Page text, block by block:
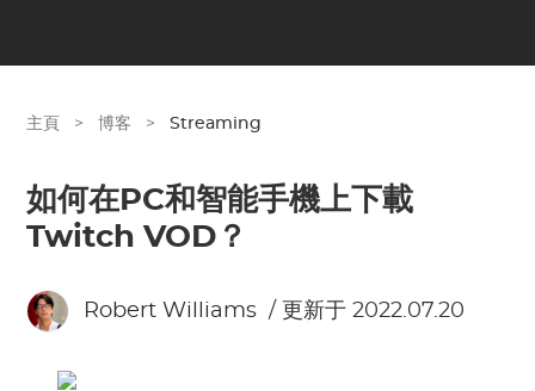
主頁 > 博客 > Streaming
如何在PC和智能手機上下載
Twitch VOD？
Robert Williams / 更新于 2022.07.20